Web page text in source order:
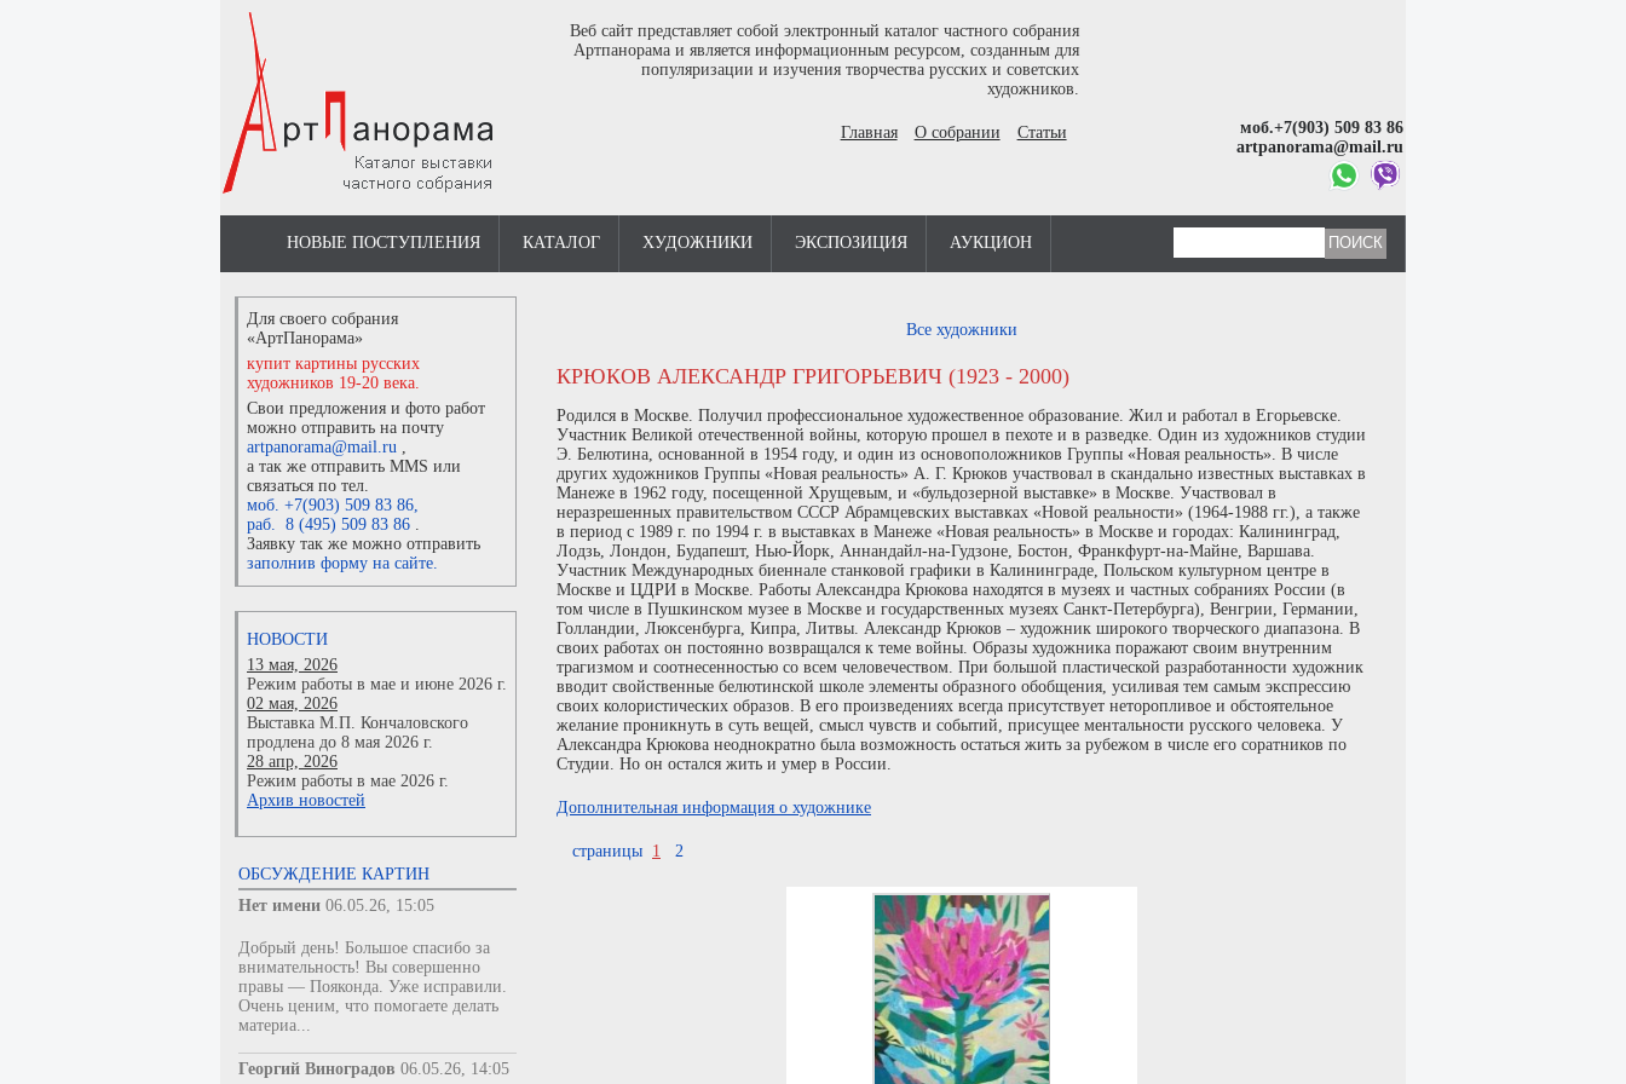
Веб сайт представляет собой электронный каталог частного собрания
Артпанорама и является информационным ресурсом, созданным для
популяризации и изучения творчества русских и советских
художников.
Главная О собрании Статьи
моб.+7(903) 509 83 86
artpanorama@mail.ru
НОВЫЕ ПОСТУПЛЕНИЯ КАТАЛОГ ХУДОЖНИКИ ЭКСПОЗИЦИЯ АУКЦИОН
Для своего собрания
«АртПанорама»
купит картины русских
художников 19-20 века.
Свои предложения и фото работ
можно отправить на почту
artpanorama@mail.ru ,
а так же отправить MMS или
связаться по тел.
моб. +7(903) 509 83 86,
раб. 8 (495) 509 83 86 .
Заявку так же можно отправить
заполнив форму на сайте.
НОВОСТИ
13 мая, 2026
Режим работы в мае и июне 2026 г.
02 мая, 2026
Выставка М.П. Кончаловского
продлена до 8 мая 2026 г.
28 апр, 2026
Режим работы в мае 2026 г.
Архив новостей
ОБСУЖДЕНИЕ КАРТИН
Нет имени 06.05.26, 15:05
Добрый день! Большое спасибо за
внимательность! Вы совершенно
правы — Пояконда. Уже исправили.
Очень ценим, что помогаете делать
материа...
Георгий Виноградов 06.05.26, 14:05
Все художники
КРЮКОВ АЛЕКСАНДР ГРИГОРЬЕВИЧ (1923 - 2000)
Родился в Москве. Получил профессиональное художественное образование. Жил и работал в Егорьевске.
Участник Великой отечественной войны, которую прошел в пехоте и в разведке. Один из художников студии
Э. Белютина, основанной в 1954 году, и один из основоположников Группы «Новая реальность». В числе
других художников Группы «Новая реальность» А. Г. Крюков участвовал в скандально известных выставках в
Манеже в 1962 году, посещенной Хрущевым, и «бульдозерной выставке» в Москве. Участвовал в
неразрешенных правительством СССР Абрамцевских выставках «Новой реальности» (1964-1988 гг.), а также
в период с 1989 г. по 1994 г. в выставках в Манеже «Новая реальность» в Москве и городах: Калининград,
Лодзь, Лондон, Будапешт, Нью-Йорк, Аннандайл-на-Гудзоне, Бостон, Франкфурт-на-Майне, Варшава.
Участник Международных биеннале станковой графики в Калининграде, Польском культурном центре в
Москве и ЦДРИ в Москве. Работы Александра Крюкова находятся в музеях и частных собраниях России (в
том числе в Пушкинском музее в Москве и государственных музеях Санкт-Петербурга), Венгрии, Германии,
Голландии, Люксенбурга, Кипра, Литвы. Александр Крюков – художник широкого творческого диапазона. В
своих работах он постоянно возвращался к теме войны. Образы художника поражают своим внутренним
трагизмом и соотнесенностью со всем человечеством. При большой пластической разработанности художник
вводит свойственные белютинской школе элементы образного обобщения, усиливая тем самым экспрессию
своих колористических образов. В его произведениях всегда присутствует неторопливое и обстоятельное
желание проникнуть в суть вещей, смысл чувств и событий, присущее ментальности русского человека. У
Александра Крюкова неоднократно была возможность остаться жить за рубежом в числе его соратников по
Студии. Но он остался жить и умер в России.
Дополнительная информация о художнике
страницы 1 2